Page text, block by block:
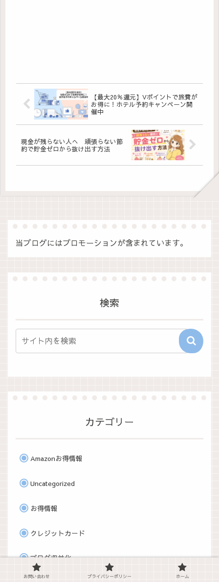
【最大20％還元】Vポイントで旅費が
お得に！ホテル予約キャンペーン開
催中
現金が残らない人へ 頑張らない節
約で貯金ゼロから抜け出す方法
当ブログにはプロモーションが含まれています。
検索
カテゴリー
Amazonお得情報
Uncategorized
お得情報
クレジットカード
ブログ収益化
お問い合わせ プライバシーポリシー ホーム